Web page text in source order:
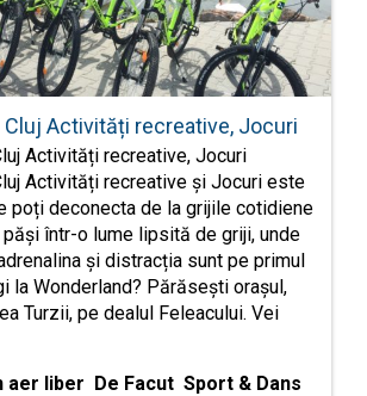
Cluj Activități recreative, Jocuri
Activități recreative, Jocuri
Activități recreative și Jocuri este
poți deconecta de la grijile cotidiene
într-o lume lipsită de griji, unde
și distracția sunt pe primul
la Wonderland? Părăsești orașul,
Turzii, pe dealul Feleacului. Vei
aer liber De Facut Sport & Dans